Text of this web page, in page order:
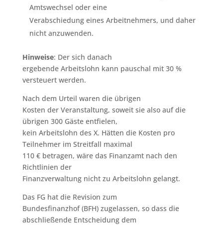
Amtswechsel oder eine
Verabschiedung eines Arbeitnehmers, und daher
nicht anzuwenden.
Hinweise: Der sich danach
ergebende Arbeitslohn kann pauschal mit 30 %
versteuert werden.
Nach dem Urteil waren die übrigen
Kosten der Veranstaltung, soweit sie also auf die
übrigen 300 Gäste entfielen,
kein Arbeitslohn des X. Hätten die Kosten pro
Teilnehmer im Streitfall maximal
110 € betragen, wäre das Finanzamt nach den
Richtlinien der
Finanzverwaltung nicht zu Arbeitslohn gelangt.
Das FG hat die Revision zum
Bundesfinanzhof (BFH) zugelassen, so dass die
abschließende Entscheidung dem